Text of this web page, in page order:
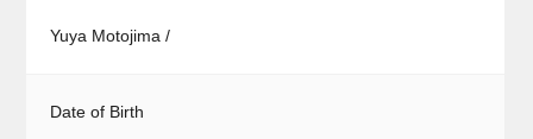
Yuya Motojima /
Date of Birth